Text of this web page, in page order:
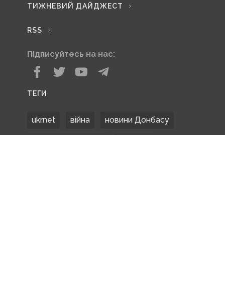
ТИЖНЕВИЙ ДАЙДЖЕСТ
RSS
Підписуйтесь на нас:
ТЕГИ
ukrnet війна новини Донбасу